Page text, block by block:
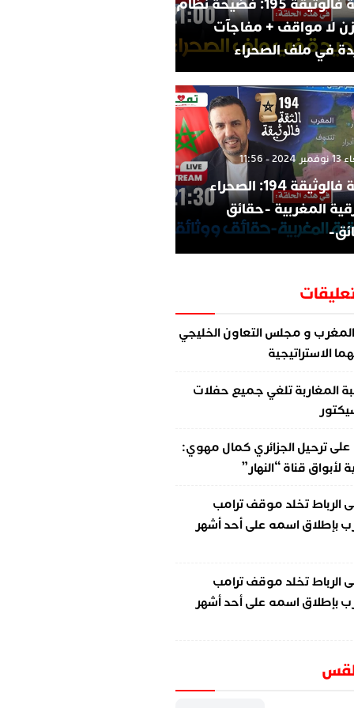
الثقة فالوثيقة 195: فضيحة نظام
لا مواقف + مفاجآت
في ملف الصحراء
- 11:56
الثقة فالوثيقة 194: الصحراء
المغربية -حقائق
المغرب و مجلس التعاون الخليجي
الاستراتيجية
المغاربة تلغي جميع حفلات
علىترحيل الجزائري كمال مهوي:
قناة “النهار”
الرباط تخلد موقف ترامب
بإطلاق اسمه على أحد أشهر
الرباط تخلد موقف ترامب
بإطلاق اسمه على أحد أشهر